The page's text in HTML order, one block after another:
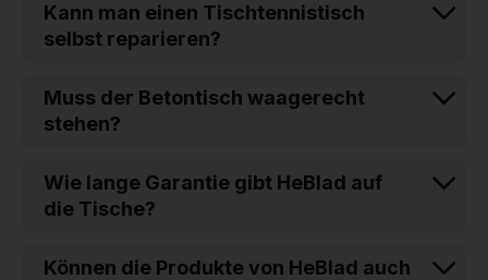
Kann man einen Tischtennistisch
selbst reparieren?
Muss der Betontisch waagerecht
stehen?
Wie lange Garantie gibt HeBlad auf
die Tische?
Können die Produkte von HeBlad auch